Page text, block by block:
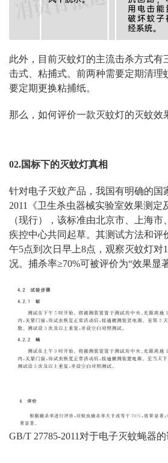
此外，目前灭蚊灯的主流击杀方式有
击式、粘捕式。前两种需要定期清理
要定期更换粘捕纸。
那么，如何评价一款灭蚊灯的灭蚊效
02.国标下的灭蚊灯真相
针对电子灭蚊产品，我国有明确的国
2011《卫生杀虫器械实验室效果测定
（现行），该标准由北京市、上海
疾控中心共同起草。其测试方法和评
午5点到次日早上8点，观察灭蚊灯对
况。捕杀率≥70%可被评价为“效果显著
GB/T 27785-2011对于电子灭蚊蝇器